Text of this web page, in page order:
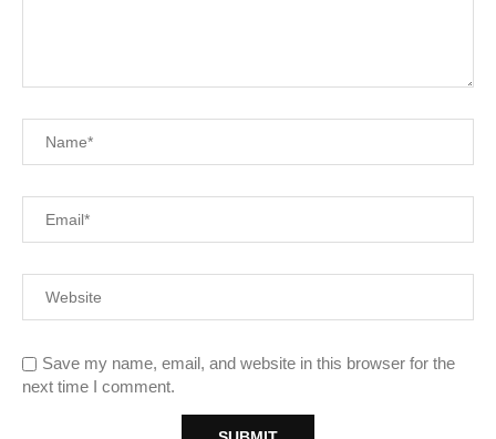
Save my name, email, and website in this browser for the
next time I comment.